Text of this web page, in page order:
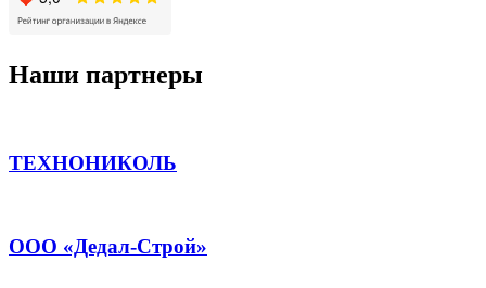
Наши партнеры
ТЕХНОНИКОЛЬ
ООО «Дедал-Строй»